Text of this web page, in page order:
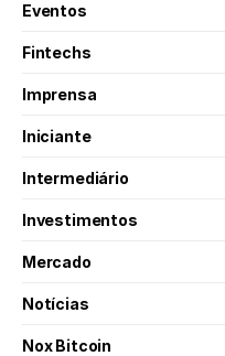
Eventos
Fintechs
Imprensa
Iniciante
Intermediário
Investimentos
Mercado
Notícias
Nox Bitcoin